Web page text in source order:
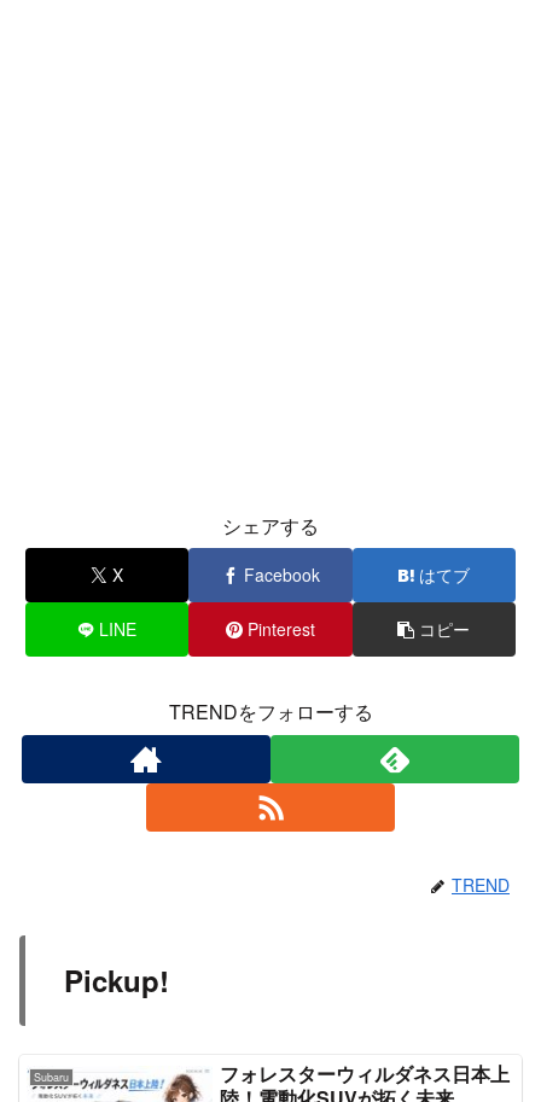
シェアする
X Facebook はてブ
LINE Pinterest コピー
TRENDをフォローする
TREND
Pickup!
Subaru
フォレスターウィルダネス日本上